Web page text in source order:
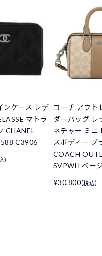
ンケース レデ
マトラ
CHANEL
C3906
)
コーチ アウト
ダーバッグ レ
ネチャー ミニ
スボディー ブ
COACH
SVPWH ベー
¥30,800(税込)